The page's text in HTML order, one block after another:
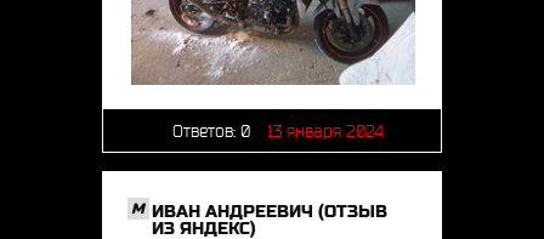
Ответов: 0 13 января 2024
M ИВАН АНДРЕЕВИЧ (ОТЗЫВ
ИЗ ЯНДЕКС)